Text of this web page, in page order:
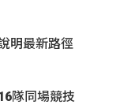
明最新路徑
隊同場競技